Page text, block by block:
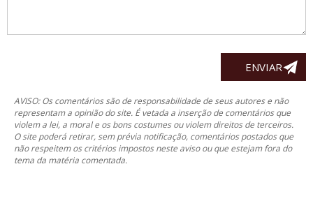
AVISO: Os comentários são de responsabilidade de seus autores e não
representam a opinião do site. É vetada a inserção de comentários que
violem a lei, a moral e os bons costumes ou violem direitos de terceiros.
O site poderá retirar, sem prévia notificação, comentários postados que
não respeitem os critérios impostos neste aviso ou que estejam fora do
tema da matéria comentada.